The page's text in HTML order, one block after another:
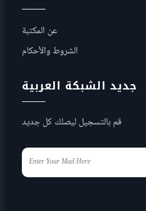
عن المكتبة
الشروط والأحكام
جديد الشبكة العربية
قم بالتسجيل ليصلك كل جديد